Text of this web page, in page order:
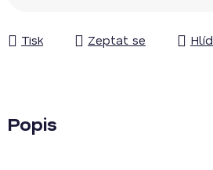
Tisk
Zeptat se
Popis